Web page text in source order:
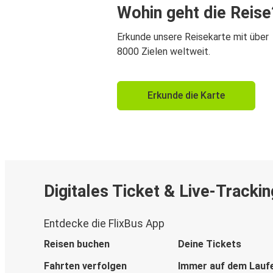
Wohin geht die
Erkunde unsere Reisekarte mit über
8000 Zielen weltweit.
Erkunde die Karte
Digitales Ticket & Live-
Entdecke die FlixBus App
Reisen buchen
Deine Tickets
Fahrten verfolgen
Immer auf dem